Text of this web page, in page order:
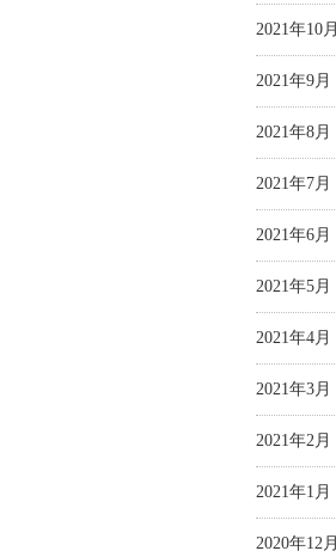
2021年10月
2021年9月
2021年8月
2021年7月
2021年6月
2021年5月
2021年4月
2021年3月
2021年2月
2021年1月
2020年12月